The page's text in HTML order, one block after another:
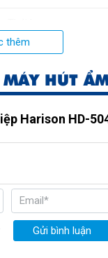
thêm
MÁY HÚT
Harison HD-
Gửi bình luận